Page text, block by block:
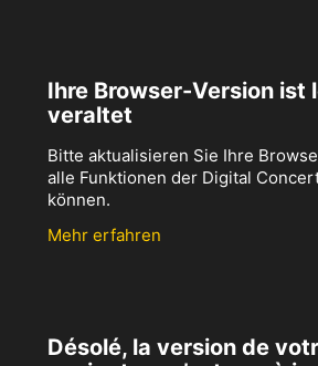
Ihre Browser-Version ist
veraltet
Bitte aktualisieren Sie Ihre
alle Funktionen der Digital
können.
Mehr erfahren
Désolé, la version de